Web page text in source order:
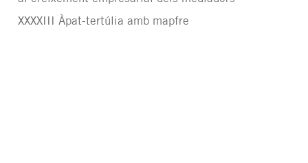
XXXXIII Àpat-tertúlia amb mapfre